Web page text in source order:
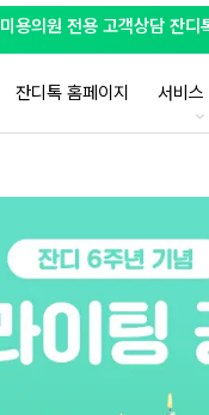
미용의원 전용 고객상담 잔
잔디톡 홈페이지 서비스